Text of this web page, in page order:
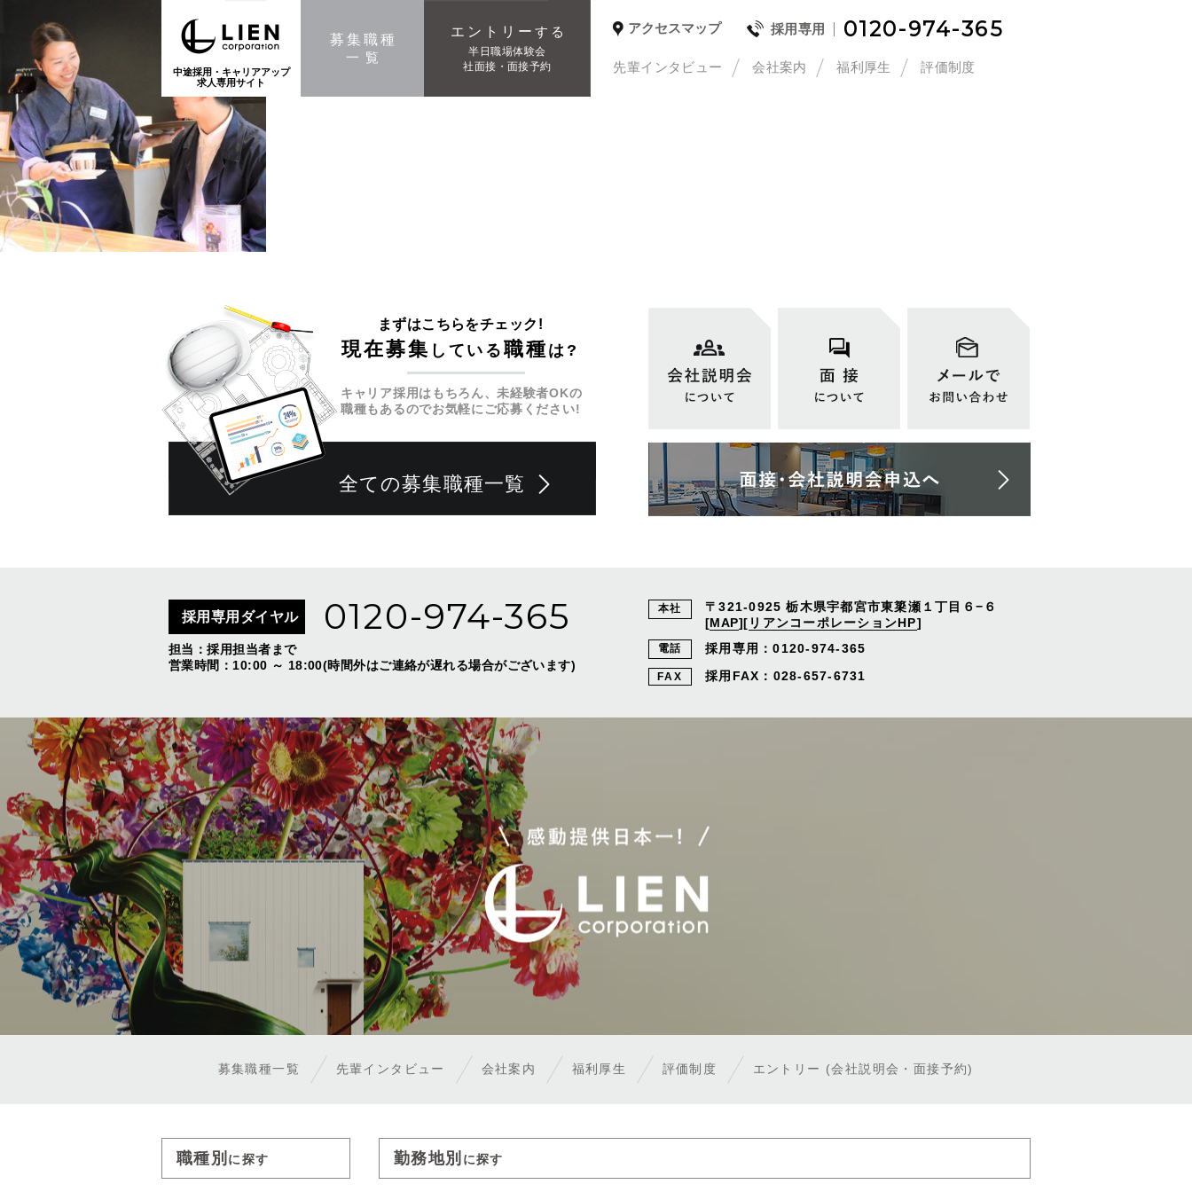
中途採用・キャリアアップ
求人専用サイト
募集職種
一覧
エントリー する
半日職場体験会
社面接・面接予約
アクセスマップ 採用専用 0120-974-365
先輩インタビュー 会社案内 福利厚生 評価制度
まずはこちらをチェック!
現在募集 している職種 は?
キャリア採用はもちろん、未経験者OKの
職種もあるのでお気軽にご応募ください!
全ての募集職種一覧
採用専用ダイヤル 0120-974-365
担当：採用担当者まで
営業時間：10:00 ～ 18:00(時間外はご連絡が遅れる場合がございます)
本社 〒321-0925 栃木県宇都宮市東簗瀬１丁目６−６
[MAP][ リアンコーポレーションHP]
電話 採用専用：0120-974-365
FAX 採用FAX：028-657-6731
募集職種一覧 先輩インタビュー 会社案内 福利厚生 評価制度 エントリー (会社説明会・面接予約)
職種別 に探す 勤務地別 に探す